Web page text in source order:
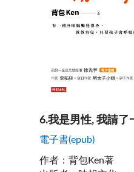
6.我是男性, 我請了
電子書(epub)
作者： 背包Ken著